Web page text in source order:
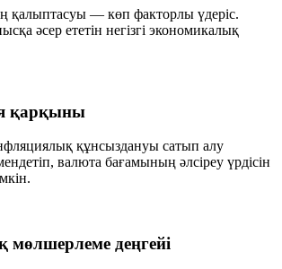
қалыптасуы — көп факторлы үдеріс.
әсер ететін негізгі экономикалық
қарқыны
құнсыздануы сатып алу
валюта бағамының әлсіреу үрдісін
деңгейі